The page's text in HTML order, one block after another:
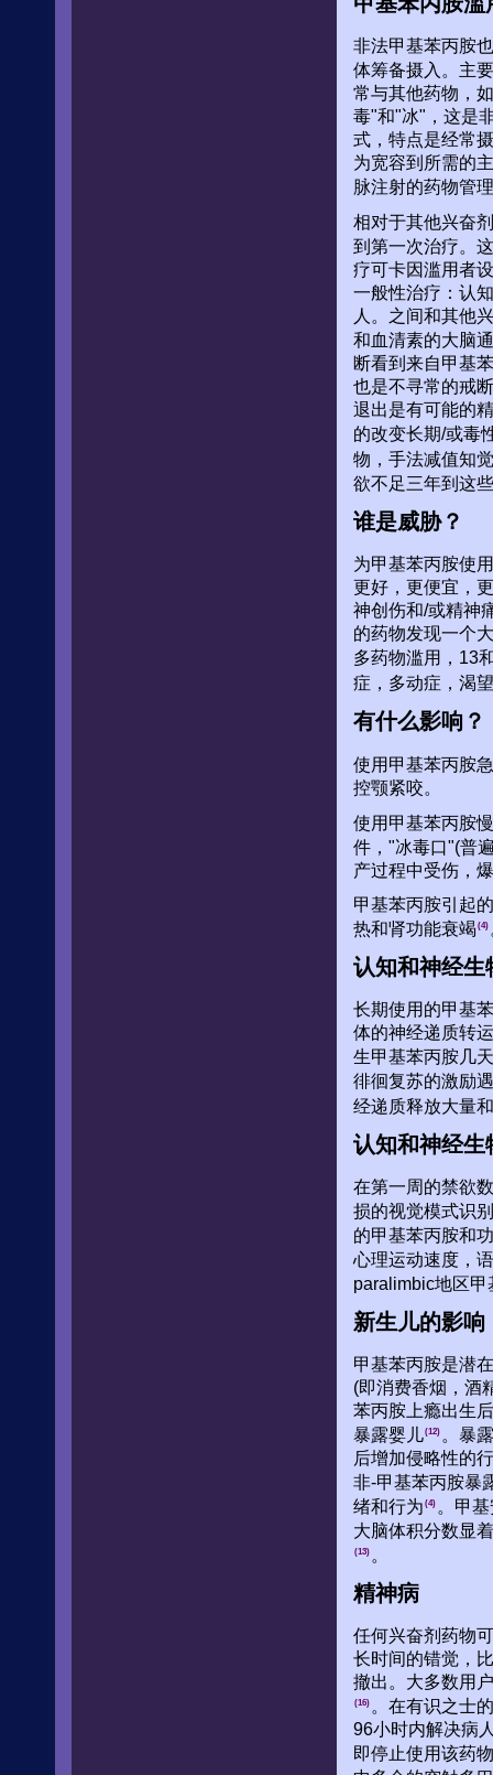
非法甲基苯丙胺
体筹备摄入。主
常与其他药物，
毒"和"冰"，这是
式，特点是经常
为宽容到所需的
脉注射的药物管
相对于其他兴奋
到第一次治疗。
疗可卡因滥用者
一般性治疗：认
人。之间和其他
和血清素的大脑
断看到来自甲基
也是不寻常的戒
退出是有可能的
的改变长期/或毒
物，手法减值知
欲不足三年到这
谁是威胁？
为甲基苯丙胺使
更好，更便宜，
神创伤和/或精神
的药物发现一个
多药物滥用，13
症，多动症，渴
有什么影响？
使用甲基苯丙胺
控颚紧咬。
使用甲基苯丙胺
件，"冰毒口"(普
产过程中受伤，
甲基苯丙胺引起
热和肾功能衰竭 (4)
认知和神经生
长期使用的甲基
体的神经递质转
生甲基苯丙胺几
徘徊复苏的激励
经递质释放大量
认知和神经生
在第一周的禁欲
损的视觉模式识
的甲基苯丙胺和
心理运动速度，
paralimbic地区
新生儿的影响
甲基苯丙胺是潜
(即消费香烟，酒
苯丙胺上瘾出生
暴露婴儿(12) 。暴
后增加侵略性的
非-甲基苯丙胺暴
绪和行为 (4) 。甲
大脑体积分数显
(13) 。
精神病
任何兴奋剂药物
长时间的错觉，
撤出。大多数用
(16) 。在有识之士
96小时内解决病
即停止使用该药物